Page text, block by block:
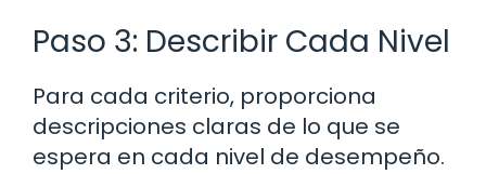
Paso 3: Describir Cada Nivel
Para cada criterio, proporciona
descripciones claras de lo que se
espera en cada nivel de desempeño.